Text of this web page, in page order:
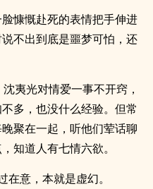
慷慨赴死的表情把手伸进
不出到底是噩梦可怕，还
夷光对情爱一事不开窍，
多，也没什么经验。但常
聚在一起，听他们荤话聊
知道人有七情六欲。
意，本就是虚幻。